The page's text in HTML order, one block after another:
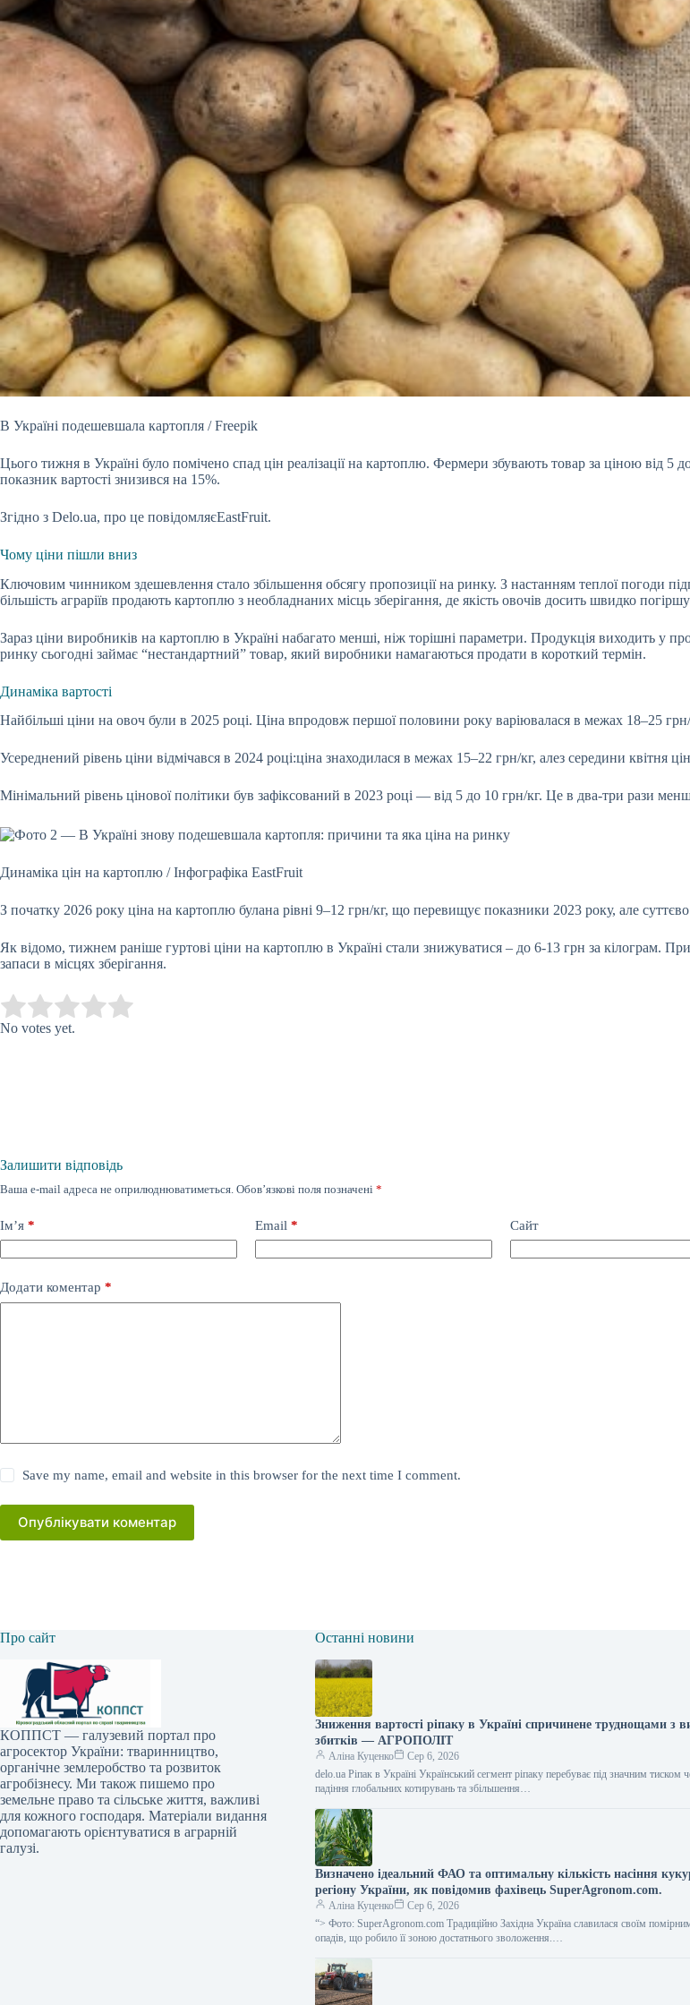
В Україні подешевшала картопля / Freepik
Цього тижня в Україні було помічено спад цін реалізації на картоплю. Фермери збувають товар за ціною від 5
показник вартості знизився на 15%.
Згідно з Delo.ua, про це повідомляєEastFruit.
Чому ціни пішли вниз
Ключовим чинником здешевлення стало збільшення обсягу пропозиції на ринку. З настанням теплої погоди
більшість аграріїв продають картоплю з необладнаних місць зберігання, де якість овочів досить швидко
Зараз ціни виробників на картоплю в Україні набагато менші, ніж торішні параметри. Продукція виходить у
ринку сьогодні займає “нестандартний” товар, який виробники намагаються продати в короткий термін.
Динаміка вартості
Найбільші ціни на овоч були в 2025 році. Ціна впродовж першої половини року варіювалася в межах 18–25
Усереднений рівень ціни відмічався в 2024 році:ціна знаходилася в межах 15–22 грн/кг, алез середини квітня
Мінімальний рівень цінової політики був зафіксований в 2023 році — від 5 до 10 грн/кг. Це в два-три рази
Динаміка цін на картоплю / Інфографіка EastFruit
З початку 2026 року ціна на картоплю булана рівні 9–12 грн/кг, що перевищує показники 2023 року, але
Як відомо, тижнем раніше гуртові ціни на картоплю в Україні стали знижуватися – до 6-13 грн за кілограм.
запаси в місцях зберігання.
Rate this item:
No votes yet.
Залишити відповідь
Ваша e-mail адреса не оприлюднюватиметься. Обов’язкові поля позначені *
Ім’я * Email * Сайт
Додати коментар *
Save my name, email and website in this browser for the next time I comment.
Опублікувати коментар
Про сайт
КОППСТ — галузевий портал про
агросектор України: тваринництво,
органічне землеробство та розвиток
агробізнесу. Ми також пишемо про
земельне право та сільське життя, важливі
для кожного господаря. Матеріали видання
допомагають орієнтуватися в аграрній
галузі.
Останні новини
Зниження вартості ріпаку в Україні спричинене труднощами з
збитків — АГРОПОЛІТ
Аліна Куценко
Сер 6, 2026
delo.ua Ріпак в Україні Український сегмент ріпаку перебуває під значним
падіння глобальних котирувань та збільшення…
Визначено ідеальний ФАО та оптимальну кількість насіння
регіону України, як повідомив фахівець SuperAgronom.com.
Аліна Куценко
Сер 6, 2026
“> Фото: SuperAgronom.com Традиційно Західна Україна славилася своїм
опадів, що робило її зоною достатнього зволоження.…